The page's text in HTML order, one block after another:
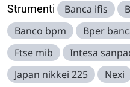
Strumenti Banca ifis
Banco bpm
Bper
Ftse mib
Intesa
Japan nikkei 225
Nexi